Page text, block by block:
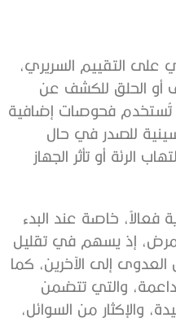
على التقييم السريري،
أو الحلق للكشف عن
تُستخدم فحوصات إضافية
للصدر في حال
الرئة أو تأثر الجهاز
فعالاً، خاصة عند البدء
إذ يسهم في تقليل
العدوى إلى الآخرين، كما
والتي تتضمن
والإكثار من السوائل،